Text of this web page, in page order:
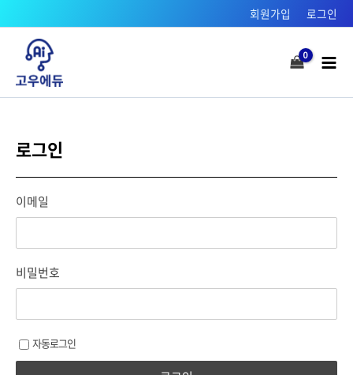
건너뛰기
회원가입 로그인
로그인
이메일
비밀번호
자동로그인